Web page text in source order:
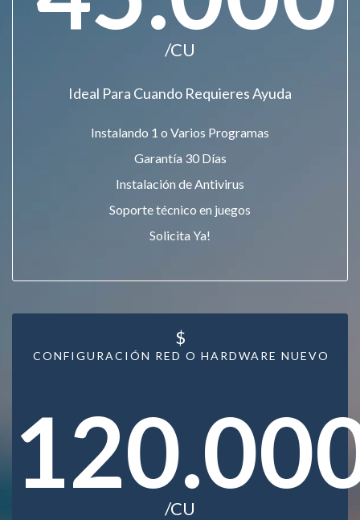
/CU
Ideal Para Cuando Requieres Ayuda
Instalando 1 o Varios Programas
Garantía 30 Días
Instalación de Antivirus
Soporte técnico en juegos
Solicita Ya!
CONFIGURACIÓN RED O HARDWARE NUEVO
$
/CU